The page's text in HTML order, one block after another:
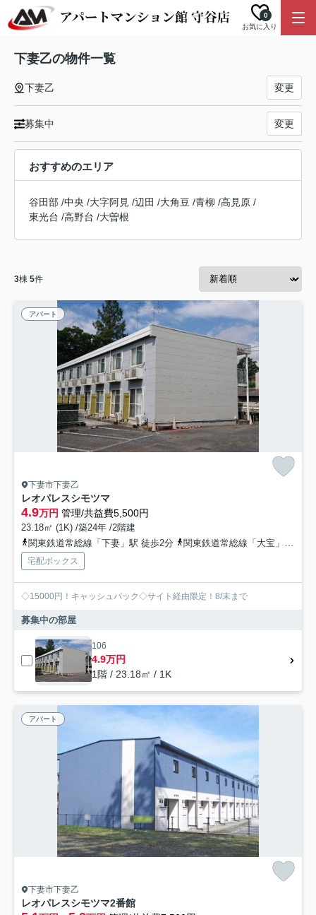
お気に入り
0
下妻乙の物件一覧
下妻乙 変更
募集中 変更
おすすめのエリア
谷田部 /中央 /大字阿見 /辺田 /大角豆 /青柳 /高見原 /
東光台 /高野台 /大曽根
3棟 5件
アパート
下妻市下妻乙
レオパレスシモツマ
4.9万円 管理/共益費5,500円
23.18㎡ (1K) /築24年 /2階建
関東鉄道常総線「下妻」駅 徒歩2分
関東鉄道常総線「大宝」駅 徒歩45分
宅配ボックス
◇15000円！キャッシュバック◇サイト経由限定！8/末まで
募集中の部屋
106
4.9万円
1階 / 23.18㎡ / 1K
アパート
下妻市下妻乙
レオパレスシモツマ2番館